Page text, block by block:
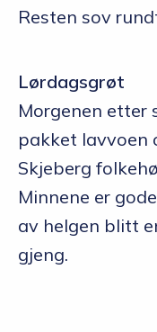
Resten sov
Lørdagsgrøt
Morgenen etter
pakket lavvoen
Skjeberg
Minnene er
av helgen blitt
gjeng.